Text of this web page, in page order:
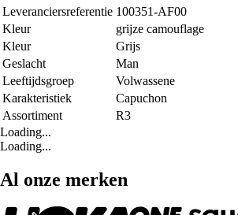
Leveranciersreferentie 100351-AF00
Kleur
grijze camouflage
Kleur
Grijs
Geslacht
Man
Leeftijdsgroep
Volwassene
Karakteristiek
Capuchon
Assortiment
R3
Loading...
Loading...
Al onze merken